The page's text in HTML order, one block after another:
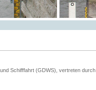
Schifffahrt (GDWS), vertreten durch